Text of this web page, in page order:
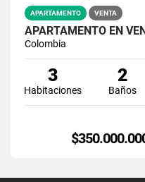
APARTAMENTO VENTA
APARTAMENTO EN
Colombia
3
Habitaciones
2
Baños